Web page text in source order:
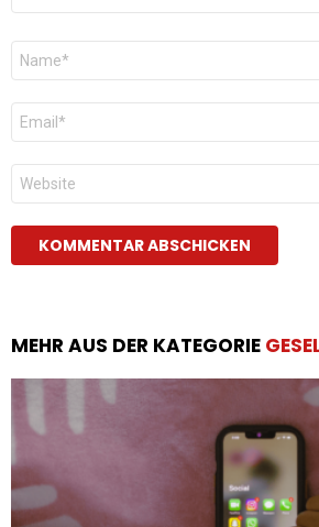
Name
E-
Mail
*
Website
MEHR AUS DER KATEGORIE